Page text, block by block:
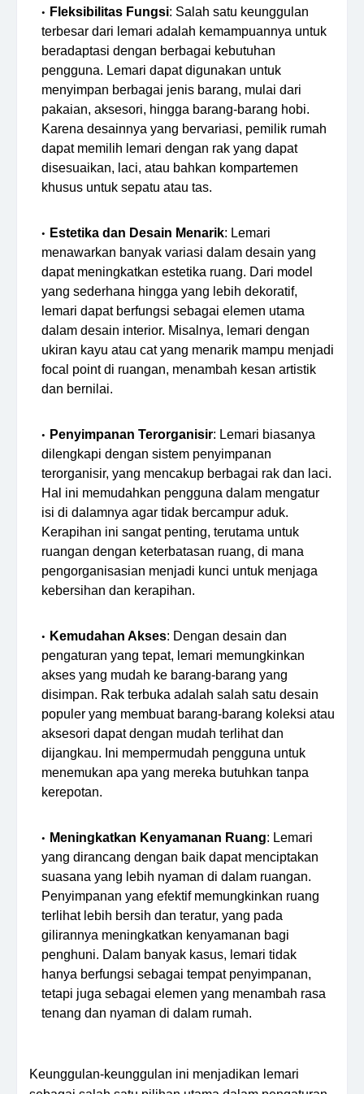
Fleksibilitas Fungsi: Salah satu keunggulan
terbesar dari lemari adalah kemampuannya untuk
beradaptasi dengan berbagai kebutuhan
pengguna. Lemari dapat digunakan untuk
menyimpan berbagai jenis barang, mulai dari
pakaian, aksesori, hingga barang-barang hobi.
Karena desainnya yang bervariasi, pemilik rumah
dapat memilih lemari dengan rak yang dapat
disesuaikan, laci, atau bahkan kompartemen
khusus untuk sepatu atau tas.
Estetika dan Desain Menarik: Lemari
menawarkan banyak variasi dalam desain yang
dapat meningkatkan estetika ruang. Dari model
yang sederhana hingga yang lebih dekoratif,
lemari dapat berfungsi sebagai elemen utama
dalam desain interior. Misalnya, lemari dengan
ukiran kayu atau cat yang menarik mampu menjadi
focal point di ruangan, menambah kesan artistik
dan bernilai.
Penyimpanan Terorganisir: Lemari biasanya
dilengkapi dengan sistem penyimpanan
terorganisir, yang mencakup berbagai rak dan laci.
Hal ini memudahkan pengguna dalam mengatur
isi di dalamnya agar tidak bercampur aduk.
Kerapihan ini sangat penting, terutama untuk
ruangan dengan keterbatasan ruang, di mana
pengorganisasian menjadi kunci untuk menjaga
kebersihan dan kerapihan.
Kemudahan Akses: Dengan desain dan
pengaturan yang tepat, lemari memungkinkan
akses yang mudah ke barang-barang yang
disimpan. Rak terbuka adalah salah satu desain
populer yang membuat barang-barang koleksi atau
aksesori dapat dengan mudah terlihat dan
dijangkau. Ini mempermudah pengguna untuk
menemukan apa yang mereka butuhkan tanpa
kerepotan.
Meningkatkan Kenyamanan Ruang: Lemari
yang dirancang dengan baik dapat menciptakan
suasana yang lebih nyaman di dalam ruangan.
Penyimpanan yang efektif memungkinkan ruang
terlihat lebih bersih dan teratur, yang pada
gilirannya meningkatkan kenyamanan bagi
penghuni. Dalam banyak kasus, lemari tidak
hanya berfungsi sebagai tempat penyimpanan,
tetapi juga sebagai elemen yang menambah rasa
tenang dan nyaman di dalam rumah.
Keunggulan-keunggulan ini menjadikan lemari